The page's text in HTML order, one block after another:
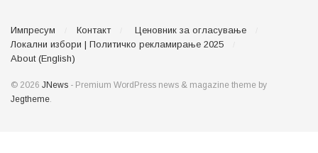
Импресум Контакт
Ценовник за огласување
Локални избори | Политичко рекламирање 2025
About (English)
© 2026 JNews - Premium WordPress news & magazine theme by
Jegtheme